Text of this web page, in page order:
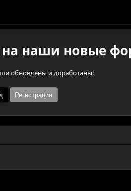
на наши новые
обновлены и доработаны!
Регистрация